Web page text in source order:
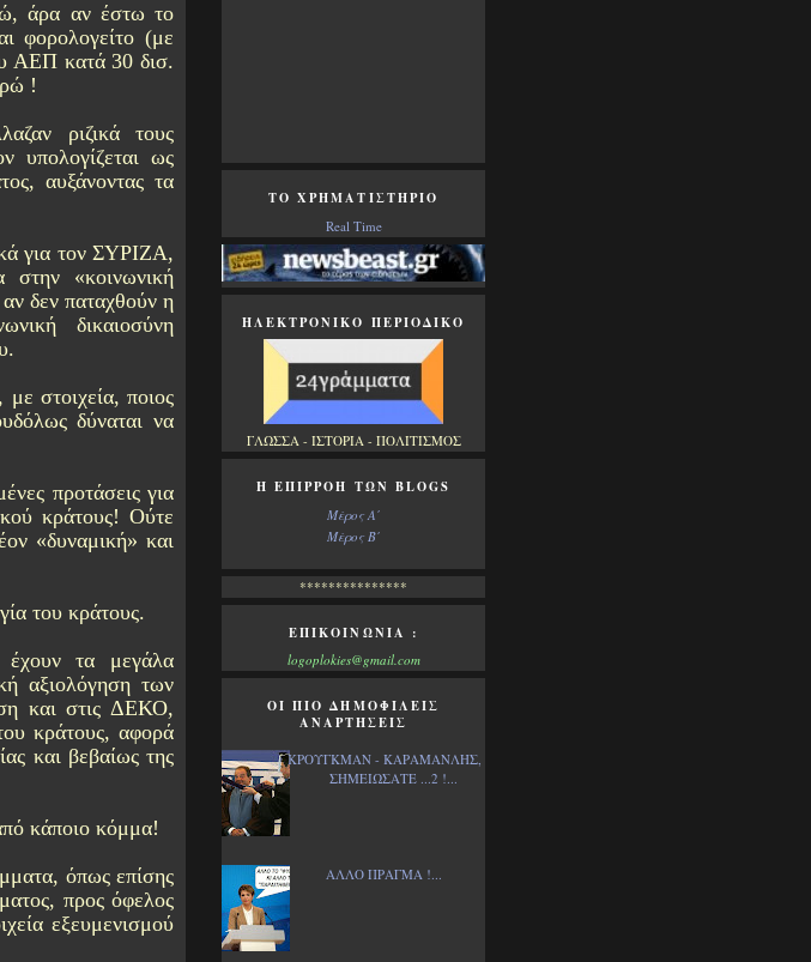
άρα αν έστω το
φορολογείτο (με
ΑΕΠ κατά 30 δισ.
!
ριζικά τους
υπολογίζεται ως
αυξάνοντας τα
για τον ΣΥΡΙΖΑ,
«κοινωνική
δεν παταχθούν η
δικαιοσύνη
στοιχεία, ποιος
δύναται να
προτάσεις για
κράτους! Ούτε
«δυναμική» και
του κράτους.
τα μεγάλα
αξιολόγηση των
και στις ΔΕΚΟ,
κράτους, αφορά
και βεβαίως της
κάποιο κόμμα!
όπως επίσης
προς όφελος
εξευμενισμού
ΤΟ ΧΡΗΜΑΤΙΣΤΗΡΙΟ
Real Time
ΗΛΕΚΤΡΟΝΙΚΟ ΠΕΡΙΟΔΙΚΟ
ΓΛΩΣΣΑ - ΙΣΤΟΡΙΑ - ΠΟΛΙΤΙΣΜΟΣ
Η ΕΠΙΡΡΟΗ ΤΩΝ BLOGS
Μέρος Α΄
Μέρος Β΄
***************
ΕΠΙΚΟΙΝΩΝΙΑ :
logoplokies@gmail.com
ΟΙ ΠΙΟ ΔΗΜΟΦΙΛΕΙΣ
ΑΝΑΡΤΗΣΕΙΣ
ΚΡΟΥΓΚΜΑΝ - ΚΑΡΑΜΑΝΛΗΣ,
ΣΗΜΕΙΩΣΑΤΕ ...2 !...
ΑΛΛΟ ΠΡΑΓΜΑ !...